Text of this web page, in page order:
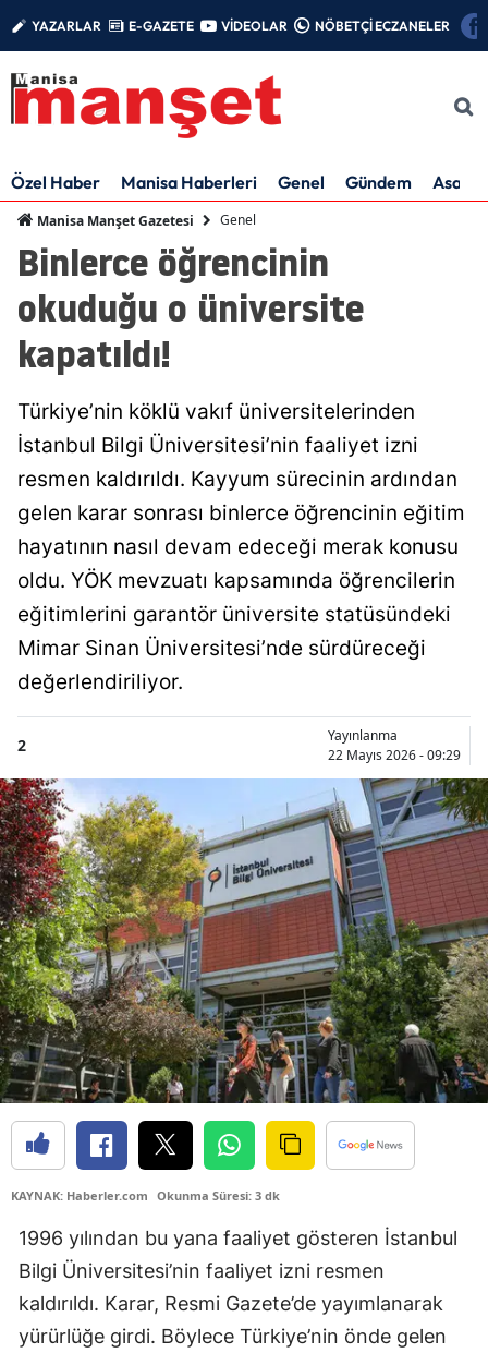
YAZARLAR E-GAZETE VİDEOLAR NÖBETÇİ ECZANELER
Özel Haber Manisa Haberleri Genel Gündem Asayiş
Manisa Manşet Gazetesi Genel
Binlerce öğrencinin
okuduğu o üniversite
kapatıldı!
Türkiye’nin köklü vakıf üniversitelerinden
İstanbul Bilgi Üniversitesi’nin faaliyet izni
resmen kaldırıldı. Kayyum sürecinin ardından
gelen karar sonrası binlerce öğrencinin eğitim
hayatının nasıl devam edeceği merak konusu
oldu. YÖK mevzuatı kapsamında öğrencilerin
eğitimlerini garantör üniversite statüsündeki
Mimar Sinan Üniversitesi’nde sürdüreceği
değerlendiriliyor.
2
Yayınlanma
22 Mayıs 2026 - 09:29
KAYNAK: Haberler.com Okunma Süresi: 3 dk
1996 yılından bu yana faaliyet gösteren İstanbul
Bilgi Üniversitesi’nin faaliyet izni resmen
kaldırıldı. Karar, Resmi Gazete’de yayımlanarak
yürürlüğe girdi. Böylece Türkiye’nin önde gelen